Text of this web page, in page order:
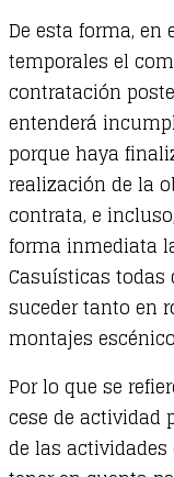
De esta forma, en
temporales el
contratación
entenderá
porque haya
realización de la
contrata, e
forma inmediata
Casuísticas todas
suceder tanto en
montajes
Por lo que se
cese de actividad
de las